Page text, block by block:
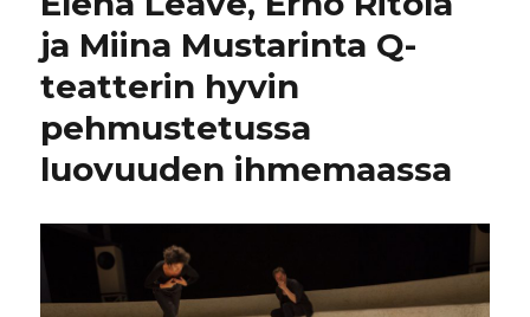
ja Miina Mustarinta Q-
teatterin hyvin
pehmustetussa
luovuuden ihmemaassa